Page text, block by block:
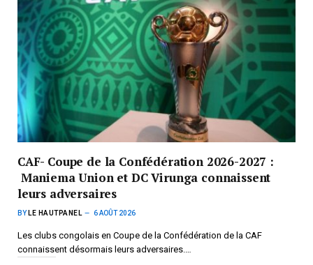
CAF- Coupe de la Confédération 2026-2027 :
Maniema Union et DC Virunga connaissent
leurs adversaires
BY LE HAUTPANEL 6 AOÛT 2026
Les clubs congolais en Coupe de la Confédération de la CAF
connaissent désormais leurs adversaires.…